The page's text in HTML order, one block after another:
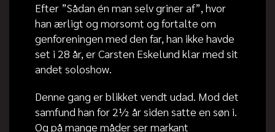
Efter ”Sådan én man selv griner af”, hvor
han ærligt og morsomt og fortalte om
genforeningen med den far, han ikke havde
set i 28 år, er Carsten Eskelund klar med sit
andet soloshow.
Denne gang er blikket vendt udad. Mod det
samfund han for 2½ år siden satte en søn i.
Og på mange måder ser markant